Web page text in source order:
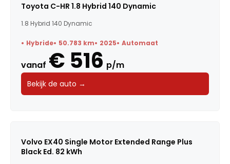
Toyota C-HR 1.8 Hybrid 140 Dynamic
1.8 Hybrid 140 Dynamic
Hybride 50.783 km 2025 Automaat
vanaf € 516 p/m
Bekijk de auto →
Volvo EX40 Single Motor Extended Range Plus
Black Ed. 82 kWh